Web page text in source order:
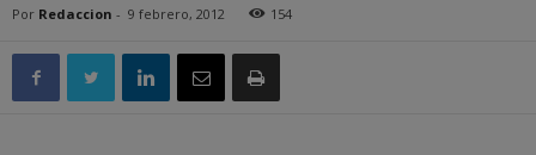
Por Redaccion - 9 febrero, 2012 154